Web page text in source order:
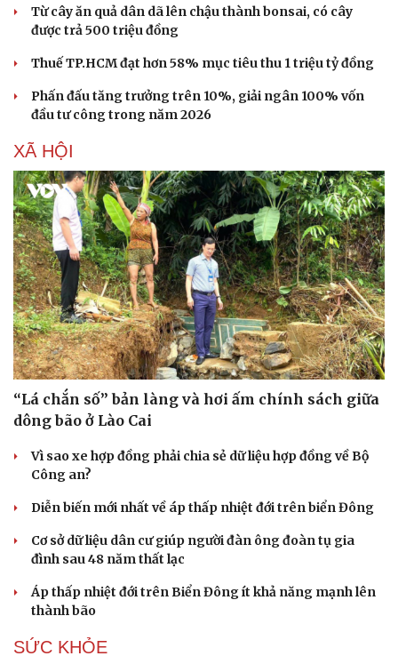
Văn hóa
Sân khấu - Điện ảnh
Văn học
Âm nhạc
Di sản
Giải trí
Sao Việt
Từ cây ăn quả dân dã lên chậu thành bonsai, có cây
được trả 500 triệu đồng
Thuế TP.HCM đạt hơn 58% mục tiêu thu 1 triệu tỷ đồng
Phấn đấu tăng trưởng trên 10%, giải ngân 100% vốn
đầu tư công trong năm 2026
XÃ HỘI
“Lá chắn số” bản làng và hơi ấm chính sách giữa
dông bão ở Lào Cai
Vì sao xe hợp đồng phải chia sẻ dữ liệu hợp đồng về Bộ
Công an?
Diễn biến mới nhất về áp thấp nhiệt đới trên biển Đông
Cơ sở dữ liệu dân cư giúp người đàn ông đoàn tụ gia
đình sau 48 năm thất lạc
Áp thấp nhiệt đới trên Biển Đông ít khả năng mạnh lên
thành bão
SỨC KHỎE